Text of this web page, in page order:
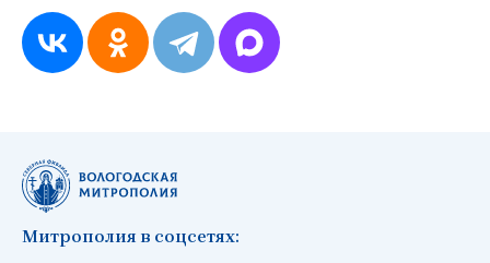
Митрополия в соцсетях: